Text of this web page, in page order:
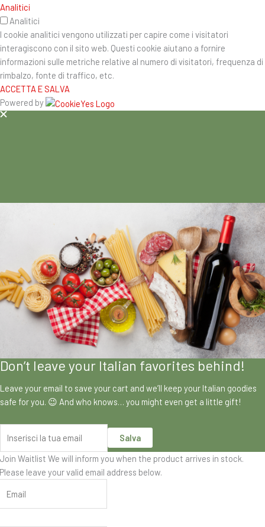
Analitici
Analitici
I cookie analitici vengono utilizzati per capire come i visitatori
interagiscono con il sito web. Questi cookie aiutano a fornire
informazioni sulle metriche relative al numero di visitatori, frequenza di
rimbalzo, fonte di traffico, etc.
ACCETTA E SALVA
Powered by
Don’t leave your Italian favorites behind!
Leave your email to save your cart and we’ll keep your Italian goodies
safe for you. 😉 And who knows… you might even get a little gift!
Salva
Join Waitlist We will inform you when the product arrives in stock.
Please leave your valid email address below.